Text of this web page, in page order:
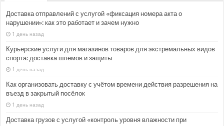
Доставка отправлений с услугой «фиксация номера акта о
нарушении»: как это работает и зачем нужно
1 день назад
Курьерские услуги для магазинов товаров для экстремальных видов
спорта: доставка шлемов и защиты
1 день назад
Как организовать доставку с учётом времени действия разрешения на
въезд в закрытый посёлок
1 день назад
Доставка грузов с услугой «контроль уровня влажности при